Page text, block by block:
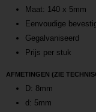
Maat: 140 x 5mm
Eenvoudige
Gegalvaniseerd
Prijs per stuk
AFMETINGEN (ZIE
D: 8mm
d: 5mm